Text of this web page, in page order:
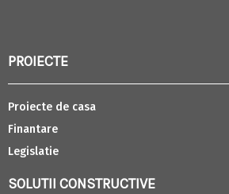
PROIECTE
Proiecte de casa
Finantare
Legislatie
SOLUTII CONSTRUCTIVE